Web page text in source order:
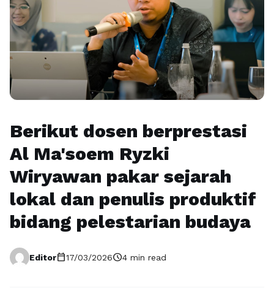
Berikut dosen berprestasi
Al Ma'soem Ryzki
Wiryawan pakar sejarah
lokal dan penulis produktif
bidang pelestarian budaya
Editorcalendar_today17/03/2026schedule4 min read